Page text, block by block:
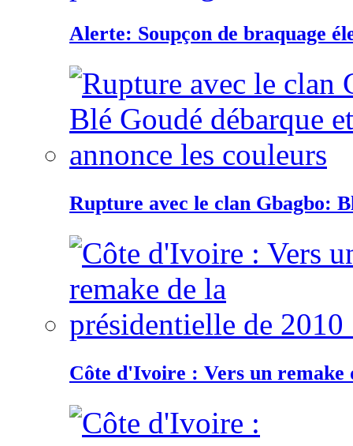
Alerte: Soupçon de braquage
Rupture avec le clan Gbagbo:
Côte d'Ivoire : Vers un remake